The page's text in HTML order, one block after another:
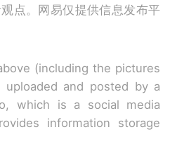
点。网易仅提供信息发布平
(including the pictures
and posted by a
which is a social media
information storage